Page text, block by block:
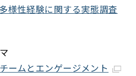
様性経験に関する実態調査
ームとエンゲージメント